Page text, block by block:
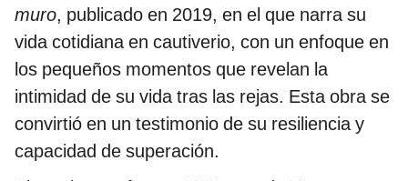
muro, publicado en 2019, en el que narra su
vida cotidiana en cautiverio, con un enfoque en
los pequeños momentos que revelan la
intimidad de su vida tras las rejas. Esta obra se
convirtió en un testimonio de su resiliencia y
capacidad de superación.